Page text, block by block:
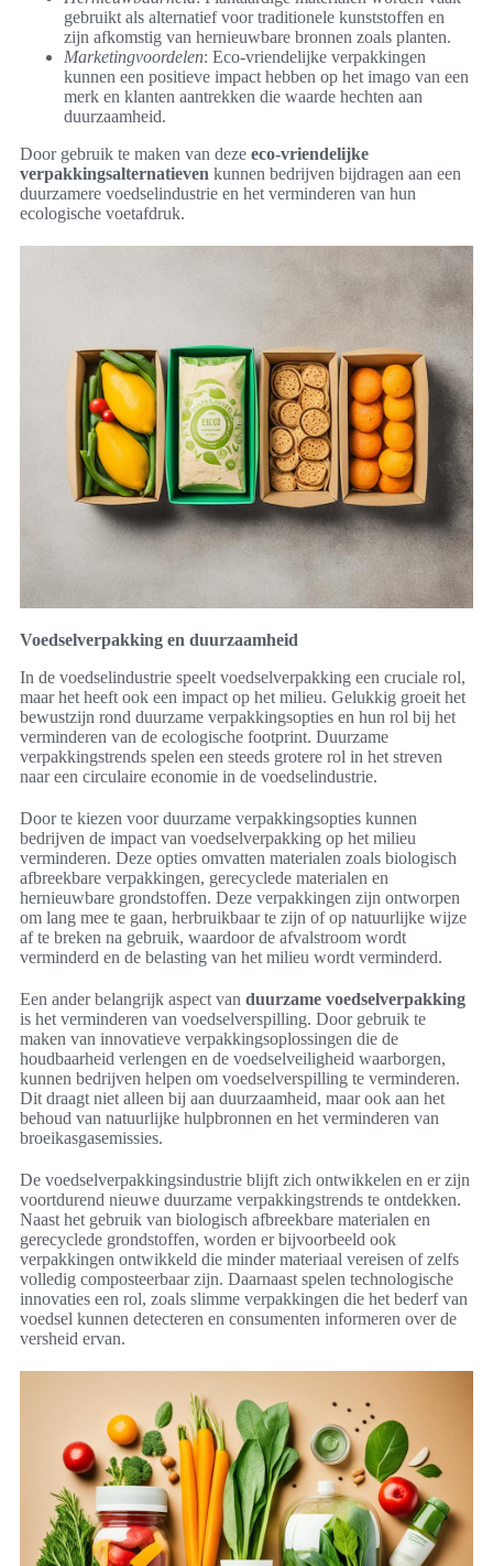
gebruikt als alternatief voor traditionele kunststoffen en
zijn afkomstig van hernieuwbare bronnen zoals planten.
Marketingvoordelen: Eco-vriendelijke verpakkingen
kunnen een positieve impact hebben op het imago van een
merk en klanten aantrekken die waarde hechten aan
duurzaamheid.
Door gebruik te maken van deze eco-vriendelijke
verpakkingsalternatieven kunnen bedrijven bijdragen aan een
duurzamere voedselindustrie en het verminderen van hun
ecologische voetafdruk.
Voedselverpakking en duurzaamheid
In de voedselindustrie speelt voedselverpakking een cruciale rol,
maar het heeft ook een impact op het milieu. Gelukkig groeit het
bewustzijn rond duurzame verpakkingsopties en hun rol bij het
verminderen van de ecologische footprint. Duurzame
verpakkingstrends spelen een steeds grotere rol in het streven
naar een circulaire economie in de voedselindustrie.
Door te kiezen voor duurzame verpakkingsopties kunnen
bedrijven de impact van voedselverpakking op het milieu
verminderen. Deze opties omvatten materialen zoals biologisch
afbreekbare verpakkingen, gerecyclede materialen en
hernieuwbare grondstoffen. Deze verpakkingen zijn ontworpen
om lang mee te gaan, herbruikbaar te zijn of op natuurlijke wijze
af te breken na gebruik, waardoor de afvalstroom wordt
verminderd en de belasting van het milieu wordt verminderd.
Een ander belangrijk aspect van duurzame voedselverpakking
is het verminderen van voedselverspilling. Door gebruik te
maken van innovatieve verpakkingsoplossingen die de
houdbaarheid verlengen en de voedselveiligheid waarborgen,
kunnen bedrijven helpen om voedselverspilling te verminderen.
Dit draagt niet alleen bij aan duurzaamheid, maar ook aan het
behoud van natuurlijke hulpbronnen en het verminderen van
broeikasgasemissies.
De voedselverpakkingsindustrie blijft zich ontwikkelen en er zijn
voortdurend nieuwe duurzame verpakkingstrends te ontdekken.
Naast het gebruik van biologisch afbreekbare materialen en
gerecyclede grondstoffen, worden er bijvoorbeeld ook
verpakkingen ontwikkeld die minder materiaal vereisen of zelfs
volledig composteerbaar zijn. Daarnaast spelen technologische
innovaties een rol, zoals slimme verpakkingen die het bederf van
voedsel kunnen detecteren en consumenten informeren over de
versheid ervan.